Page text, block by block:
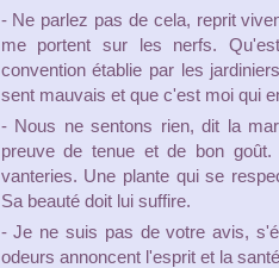
- Ne parlez pas de cela, reprit
me portent sur les nerfs.
convention établie par les
sent mauvais et que c'est moi qui
- Nous ne sentons rien, dit la
preuve de tenue et de bon
vanteries. Une plante qui se
Sa beauté doit lui suffire.
- Je ne suis pas de votre avis,
odeurs annoncent l'esprit et la